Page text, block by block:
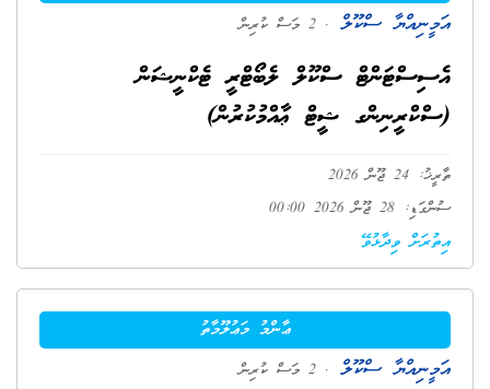
އަމީނިއްޔާ ސްކޫލް . 2 މަސް ކުރިން
އެސިސްޓަންޓް ސްކޫލް ލެބޯޓްރީ ޓެކްނީޝަން
(ސްކްރީނިންގ ޝީޓް ޢާއްމުކުރުން)
ތާރީޚު: 24 ޖޫން 2026
ސުންގަޑި: 28 ޖޫން 2026 00:00
އިތުރަށް ވިދާޅުވޭ
ޢާންމު މަޢުލޫމާތު
އަމީނިއްޔާ ސްކޫލް . 2 މަސް ކުރިން